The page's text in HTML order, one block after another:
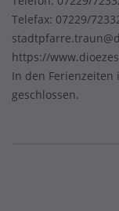
Telefax: 07229/
https://
In den Ferienzeiten
geschlossen.